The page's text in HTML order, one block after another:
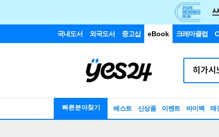
국내도서 외국도서 중고샵 eBook 크레마클럽
빠른분야찾기 베스트 신상품 이벤트 바이백 매